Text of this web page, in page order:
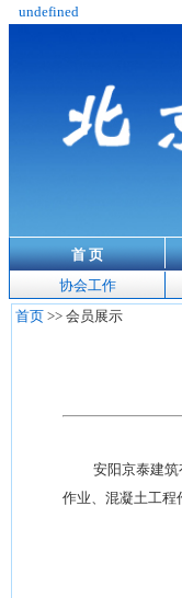
undefined
首 页
协会工作
首页 >> 会员展示
安阳京泰建
作业、混凝土工程